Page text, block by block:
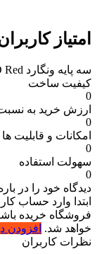
امتیاز
سه پایه ونگارد VANGUARD VEO 2 235AB TRIPOD Red
کیفیت ساخت
0
ارزش خرید به
0
امکانات و قابلیت ها
0
سهولت استفاده
0
دیدگاه خود را در
ابتدا وارد حساب
فروشگاه خریده
خواهد شد. افزودن
نظرات کاربران